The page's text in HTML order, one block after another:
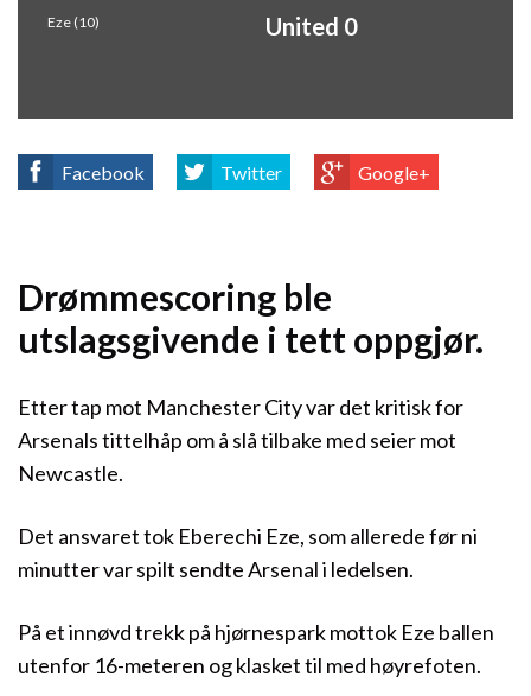
Eze (10)
United 0
Facebook Twitter Google+
Drømmescoring ble
utslagsgivende i tett oppgjør.
Etter tap mot Manchester City var det kritisk for
Arsenals tittelhåp om å slå tilbake med seier mot
Newcastle.
Det ansvaret tok Eberechi Eze, som allerede før ni
minutter var spilt sendte Arsenal i ledelsen.
På et innøvd trekk på hjørnespark mottok Eze ballen
utenfor 16-meteren og klasket til med høyrefoten.